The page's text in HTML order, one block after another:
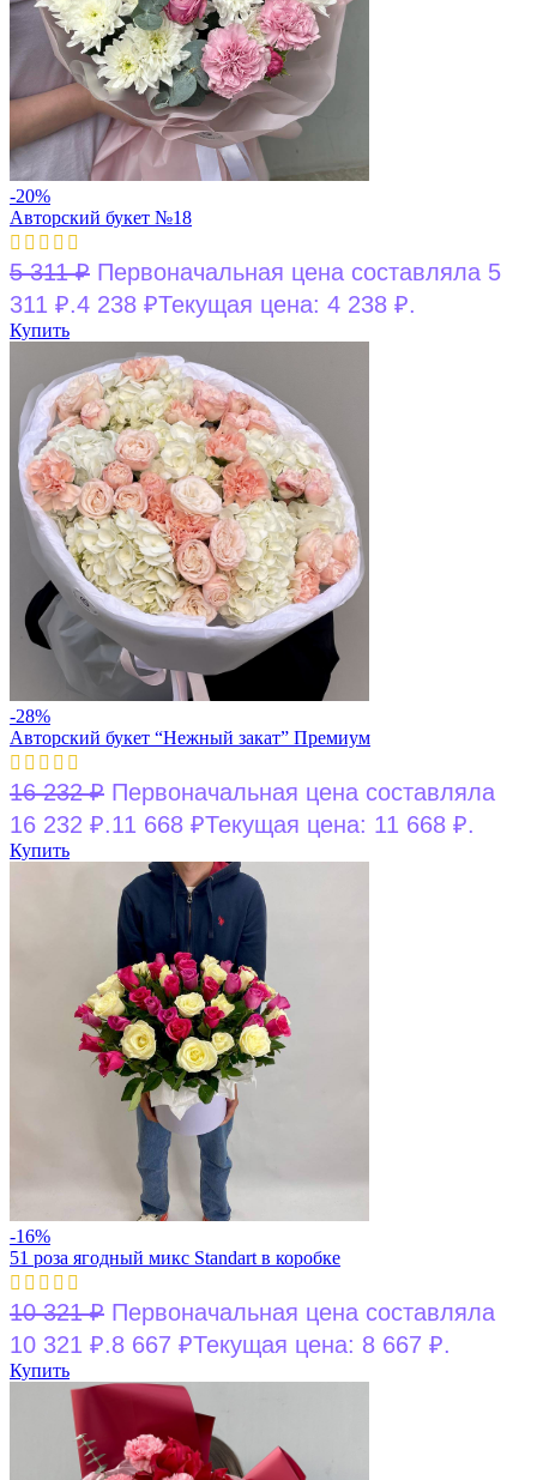
-20%
Авторский букет №18
5 311₽ Первоначальная цена составляла 5
311 ₽.4 238 ₽Текущая цена: 4 238 ₽.
Купить
-28%
Авторский букет “Нежный закат” Премиум
16 232₽ Первоначальная цена составляла
16 232 ₽.11 668 ₽Текущая цена: 11 668 ₽.
Купить
-16%
51 роза ягодный микс Standart в коробке
10 321₽ Первоначальная цена составляла
10 321 ₽.8 667 ₽Текущая цена: 8 667 ₽.
Купить